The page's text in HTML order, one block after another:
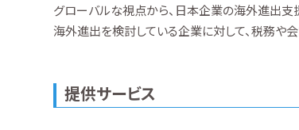
グローバルな視点から、日本企業の海外進出支
海外進出を検討している企業に対して、税務や
提供サービス